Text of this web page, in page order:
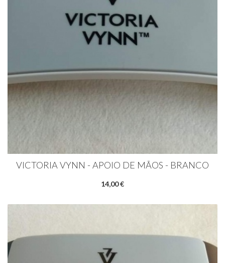
VICTORIA VYNN - APOIO DE MÃOS - BRANCO
14,00 €